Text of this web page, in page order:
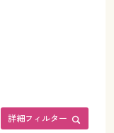
詳細フィルター